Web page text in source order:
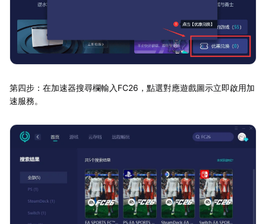
第四步：在加速器搜尋欄輸入FC26，點選對應遊戲圖示立即啟用加
速服務。